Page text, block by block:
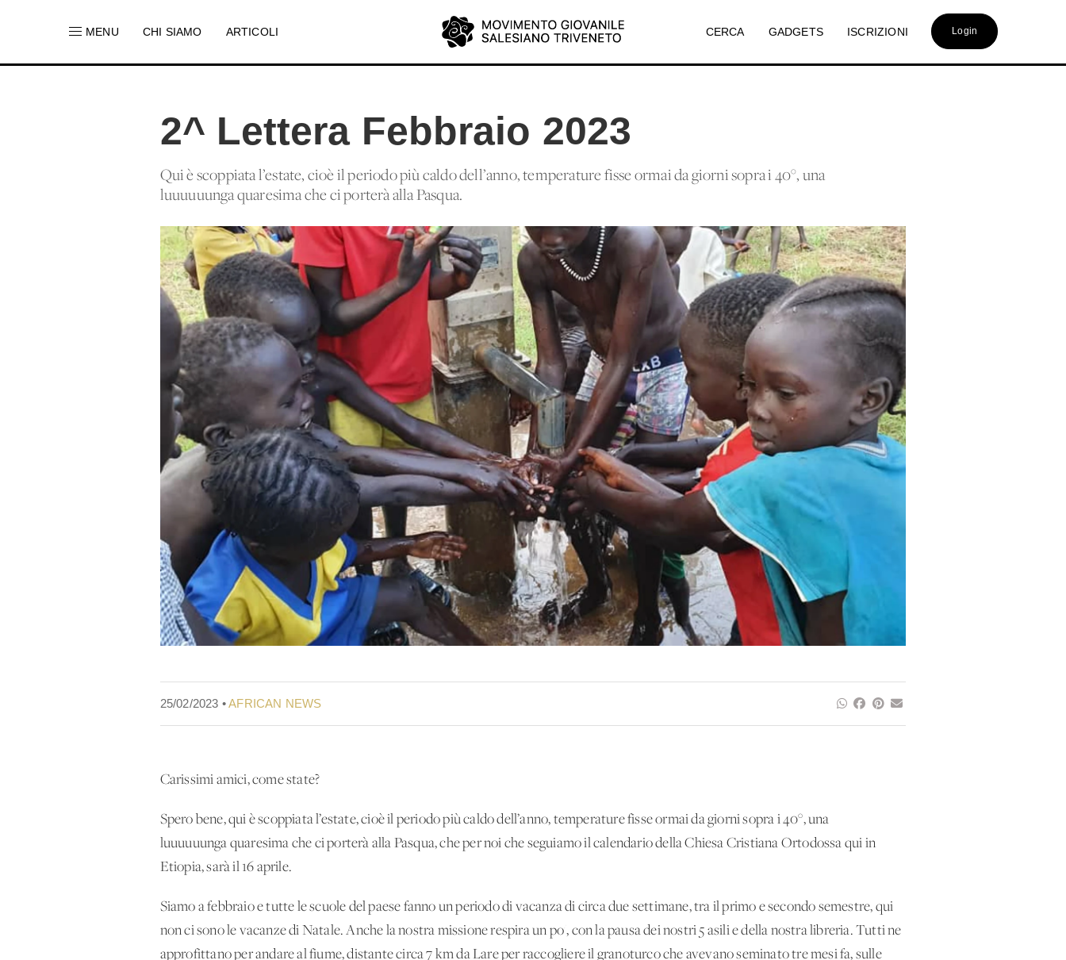
MENU CHI SIAMO ARTICOLI CERCA GADGETS ISCRIZIONI Login
2^ Lettera Febbraio 2023
Qui è scoppiata l’estate, cioè il periodo più caldo dell’anno, temperature fisse ormai da giorni sopra i 40°, una
luuuuuunga quaresima che ci porterà alla Pasqua.
25/02/2023 •AFRICAN NEWS
Carissimi amici, come state?
Spero bene, qui è scoppiata l’estate, cioè il periodo più caldo dell’anno, temperature fisse ormai da giorni sopra i 40°, una
luuuuuunga quaresima che ci porterà alla Pasqua, che per noi che seguiamo il calendario della Chiesa Cristiana Ortodossa qui in
Etiopia, sarà il 16 aprile.
Siamo a febbraio e tutte le scuole del paese fanno un periodo di vacanza di circa due settimane, tra il primo e secondo semestre, qui
non ci sono le vacanze di Natale. Anche la nostra missione respira un po', con la pausa dei nostri 5 asili e della nostra libreria. Tutti ne
approfittano per andare al fiume, distante circa 7 km da Lare per raccogliere il granoturco che avevano seminato tre mesi fa, sulle